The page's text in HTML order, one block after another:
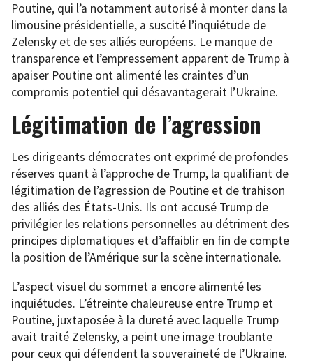
Poutine, qui l’a notamment autorisé à monter dans la
limousine présidentielle, a suscité l’inquiétude de
Zelensky et de ses alliés européens. Le manque de
transparence et l’empressement apparent de Trump à
apaiser Poutine ont alimenté les craintes d’un
compromis potentiel qui désavantagerait l’Ukraine.
Légitimation de l’agression
Les dirigeants démocrates ont exprimé de profondes
réserves quant à l’approche de Trump, la qualifiant de
légitimation de l’agression de Poutine et de trahison
des alliés des États-Unis. Ils ont accusé Trump de
privilégier les relations personnelles au détriment des
principes diplomatiques et d’affaiblir en fin de compte
la position de l’Amérique sur la scène internationale.
L’aspect visuel du sommet a encore alimenté les
inquiétudes. L’étreinte chaleureuse entre Trump et
Poutine, juxtaposée à la dureté avec laquelle Trump
avait traité Zelensky, a peint une image troublante
pour ceux qui défendent la souveraineté de l’Ukraine.